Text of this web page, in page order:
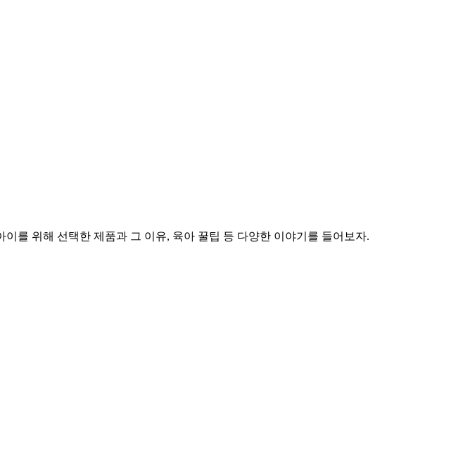
를 위해 선택한 제품과 그 이유, 육아 꿀팁 등 다양한 이야기를 들어보자.